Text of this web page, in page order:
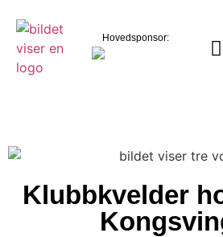
Hovedsponsor:
Klubbkvelder